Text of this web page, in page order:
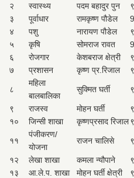
२
स्वास्थ्य पदम बहादुर पुन
३
पूर्वाधार रामकृष्ण पौडेल
४
पशु नारायण पौडेल
५
कृषि सोमराज रावत
६
रोजगार केशबराज क्षेत्री
७
प्रशासन कृष्ण प्र.रिजाल
८
महिला
बालबालिका
सुक्मित घर्ती
९ राजस्व मोहन घर्ती
१०
जिन्सी शाखा कृष्णप्रसाद रिजाल
११
पंजीकरण/
योजना
राजन चालिसे
१२ लेखा शाखा कमला न्यौपाने
१३
आ.ले.प. शाखा मोहन घर्ती क्षेत्री